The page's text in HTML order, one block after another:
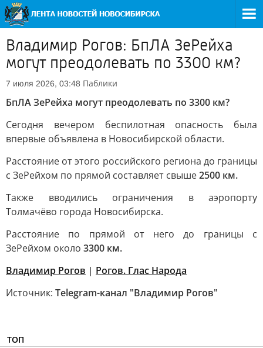
Владимир Рогов: БпЛА ЗеРейха
могут преодолевать по 3300 км?
7 июля 2026, 03:48 Паблики
БпЛА ЗеРейха могут преодолевать по 3300 км?
Сегодня вечером беспилотная опасность была
впервые объявлена в Новосибирской области.
Расстояние от этого российского региона до границы
с ЗеРейхом по прямой составляет свыше2500 км.
Также вводились ограничения в аэропорту
Толмачёво города Новосибирска.
Расстояние по прямой от него до границы с
ЗеРейхом около 3300 км.
Владимир Рогов | Рогов. Глас Народа
Источник: Telegram-канал "Владимир Рогов"
ТОП